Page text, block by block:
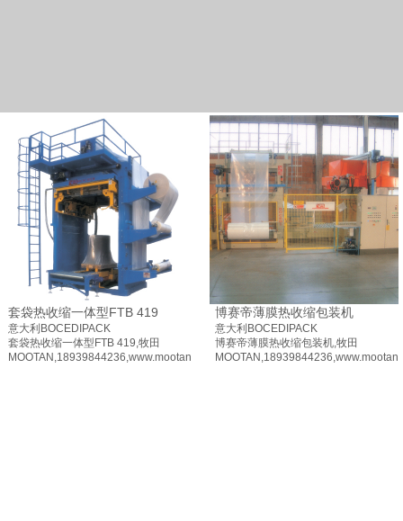
套袋热收缩一体型FTB 419
意大利BOCEDIPACK
套袋热收缩一体型FTB 419,牧田
MOOTAN,18939844236,www.mootangroup.com.
博赛帝薄膜热收缩包装机
意大利BOCEDIPACK
博赛帝薄膜热收缩包装机,牧田